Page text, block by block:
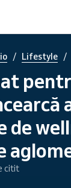
/ Lifestyle /
de
citit